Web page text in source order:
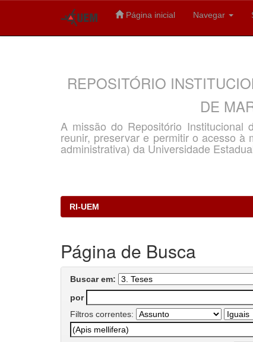
Página inicial Navegar
REPOSITÓRIO
DE
A missão do Repositório Institucional
reunir, preservar e permitir o acesso à
administrativa) da Universidade
RI-UEM
Página de Busca
Buscar em:
por
Filtros correntes: